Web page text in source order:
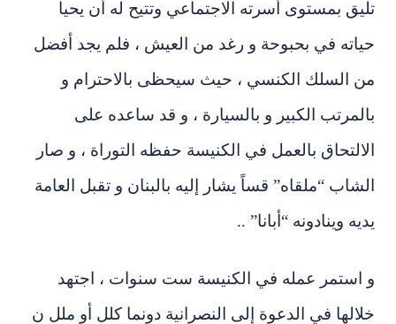
تليق بمستوى أسرته الاجتماعي وتتيح له أن يحيا
حياته في بحبوحة و رغد من العيش ، فلم يجد أفضل
من السلك الكنسي ، حيث سيحظى بالاحترام و
بالمرتب الكبير و بالسيارة ، و قد ساعده على
الالتحاق بالعمل في الكنيسة حفظه التوراة ، و صار
الشاب “ملقاه” قساً يشار إليه بالبنان و تقبل العامة
يديه وينادونه “أبانا” ..
و استمر عمله في الكنيسة ست سنوات ، اجتهد
خلالها في الدعوة إلى النصرانية دونما كلل أو ملل ن